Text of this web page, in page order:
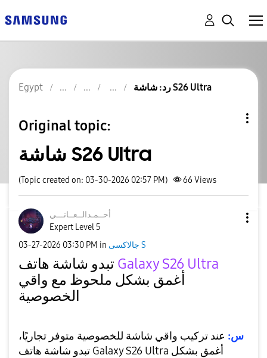
Egypt رد: شاشة S26 Ultra
Original topic:
شاشة S26 Ultra
(Topic created on: 03-30-2026 02:57 PM) 66 Views
أحــمـدالــعــانـــي
Expert Level 5
‎03-27-2026 03:30 PM in جالاكسى S
Galaxy S26 Ultra
أغمق بشكل ملحوظ مع واقي
الخصوصية
س: عند تركيب واقي شاشة للخصوصية متوفر تجاريًا،
تبدو شاشة هاتف Galaxy S26 Ultra أغمق بشكل